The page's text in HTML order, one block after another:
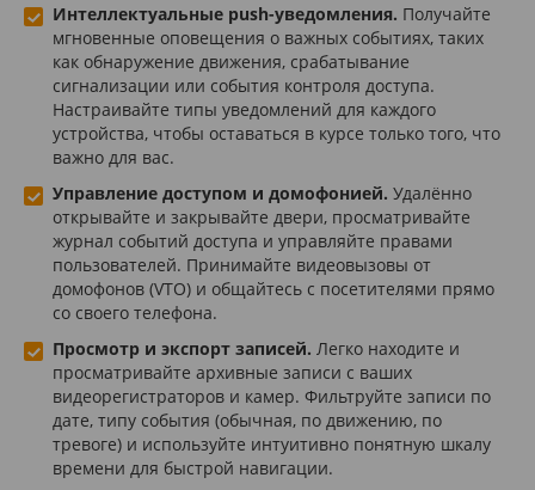
Интеллектуальные push-уведомления. Получайте
мгновенные оповещения о важных событиях, таких
как обнаружение движения, срабатывание
сигнализации или события контроля доступа.
Настраивайте типы уведомлений для каждого
устройства, чтобы оставаться в курсе только того, что
важно для вас.
Управление доступом и домофонией. Удалённо
открывайте и закрывайте двери, просматривайте
журнал событий доступа и управляйте правами
пользователей. Принимайте видеовызовы от
домофонов (VTO) и общайтесь с посетителями прямо
со своего телефона.
Просмотр и экспорт записей. Легко находите и
просматривайте архивные записи с ваших
видеорегистраторов и камер. Фильтруйте записи по
дате, типу события (обычная, по движению, по
тревоге) и используйте интуитивно понятную шкалу
времени для быстрой навигации.